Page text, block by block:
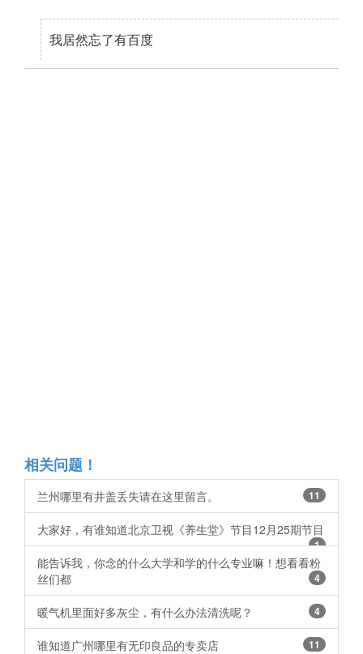
我居然忘了有百度
相关问题！
兰州哪里有井盖丢失请在这里留言。 11
大家好，有谁知道北京卫视《养生堂》节目12月25期节目
1
能告诉我，你念的什么大学和学的什么专业嘛！想看看粉
丝们都
4
暖气机里面好多灰尘，有什么办法清洗呢？ 4
谁知道广州哪里有无印良品的专卖店 11